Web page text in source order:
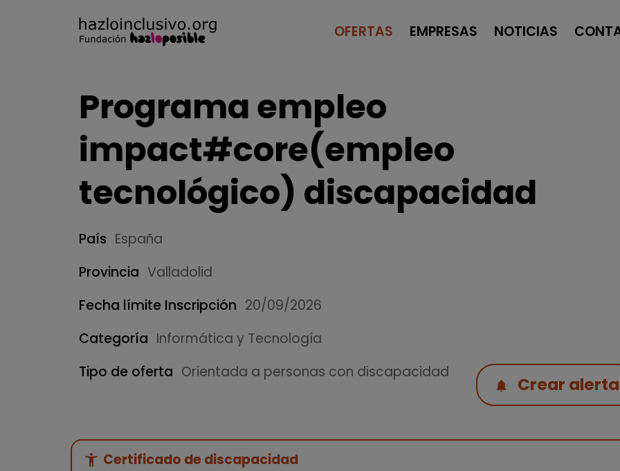
OFERTAS EMPRESAS NOTICIAS
Programa empleo
impact#core(empleo
tecnológico) discapacidad
País España
Provincia Valladolid
Fecha límite Inscripción 20/09/2026
Categoría Informática y Tecnología
Tipo de oferta Orientada a personas con discapacidad
Crear alerta
accessibility_new Certificado de discapacidad